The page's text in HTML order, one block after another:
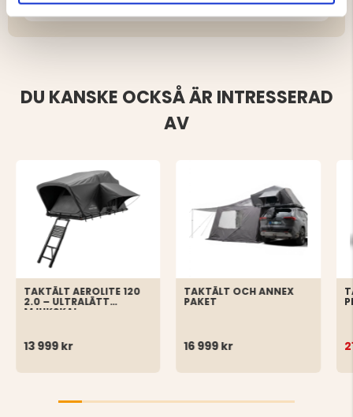
DU KANSKE OCKSÅ ÄR INTRESSERAD
AV
TAKTÄLT AEROLITE 120
2.0 – ULTRALÄTT
MJUKSKAL
13 999 kr
TAKTÄLT OCH ANNEX
PAKET
16 999 kr